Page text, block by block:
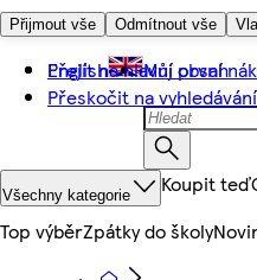
Přijmout vše Odmítnout vše
Přejít na hlavní obsah
Přeskočit na vyhledávání
English Můj první
Všechny kategorie Koupit teď
Top výběrZpátky do školy